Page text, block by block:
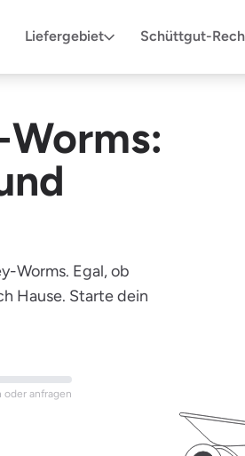
Liefergebiet Schüttgut-
Worms. Egal, ob
Hause. Starte dein
oder anfragen